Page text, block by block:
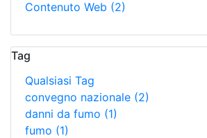
Contenuto Web (2)
Tag
Qualsiasi Tag
convegno nazionale (2)
danni da fumo (1)
fumo (1)